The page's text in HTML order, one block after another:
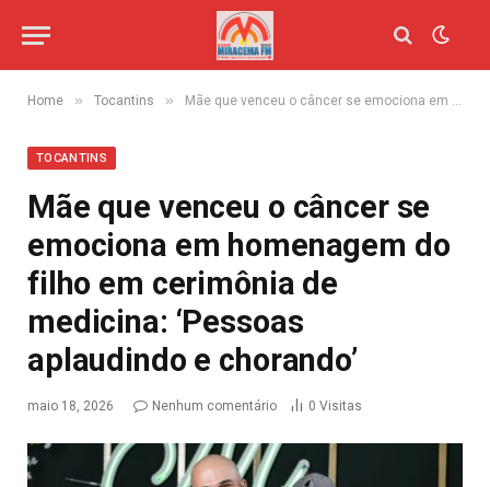
Home » Tocantins » Mãe que venceu o câncer se emociona em homenagem do filho em cerimônia de medicina: ‘Pessoas aplaudindo e chorando’
TOCANTINS
Mãe que venceu o câncer se
emociona em homenagem do
filho em cerimônia de
medicina: ‘Pessoas
aplaudindo e chorando’
maio 18, 2026 Nenhum comentário 0 Visitas